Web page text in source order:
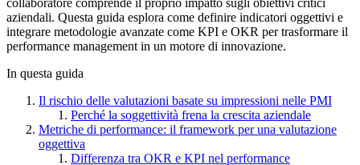
aziendali. Questa guida esplora come definire indicatori oggettivi e
integrare metodologie avanzate come KPI e OKR per trasformare il
performance management in un motore di innovazione.
In questa guida
Il rischio delle valutazioni basate su impressioni nelle PMI
Perché la soggettività frena la crescita aziendale
Metriche di performance: il framework per una valutazione
oggettiva
Differenza tra OKR e KPI nel performance